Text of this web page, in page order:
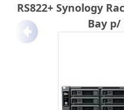
RS822+ Synology
Bay p/
Anterior